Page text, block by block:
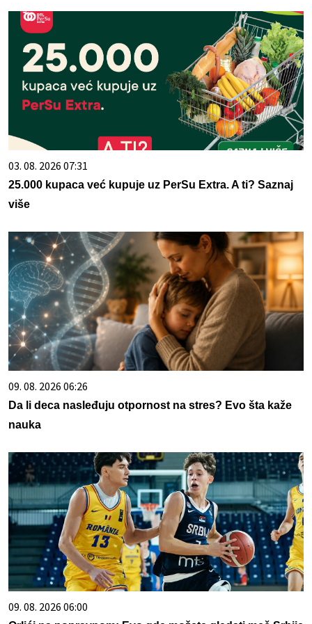
03. 08. 2026 07:31
25.000 kupaca već kupuje uz PerSu Extra. A ti? Saznaj
više
09. 08. 2026 06:26
Da li deca nasleđuju otpornost na stres? Evo šta kaže
nauka
09. 08. 2026 06:00